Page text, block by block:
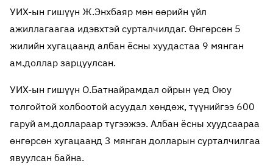
УИХ-ын гишүүн Ж.Энхбаяр мөн өөрийн үйл
ажиллагаагаа идэвхтэй сурталчилдаг. Өнгөрсөн 5
жилийн хугацаанд албан ёсны хуудастаа 9 мянган
ам.доллар зарцуулсан.
УИХ-ын гишүүн О.Батнайрамдал ойрын үед Оюу
толгойтой холбоотой асуудал хөндөж, түүнийгээ 600
гаруй ам.доллараар түгээжээ. Албан ёсны хуудсаараа
өнгөрсөн хугацаанд 3 мянган долларын сурталчилгаа
явуулсан байна.